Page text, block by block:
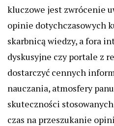
kluczowe jest zwrócenie
opinie dotychczasowych
skarbnicą wiedzy, a fora
dyskusyjne czy portale z
dostarczyć cennych
nauczania, atmosfery
skuteczności
czas na przeszukanie